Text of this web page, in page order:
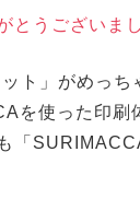
とうございま
ト」がめっち
を使った印刷
「